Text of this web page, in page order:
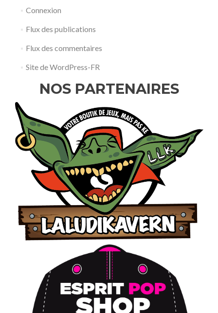
Connexion
Flux des publications
Flux des commentaires
Site de WordPress-FR
NOS PARTENAIRES